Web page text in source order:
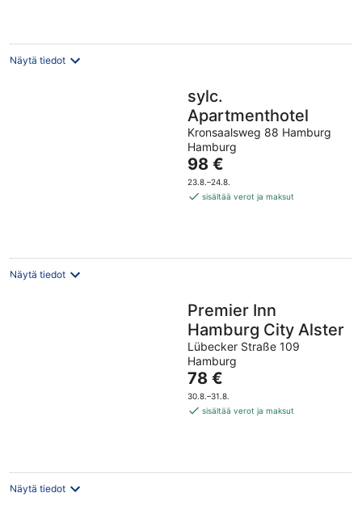
Näytä tiedot
sylc.
Apartmenthotel
Kronsaalsweg 88 Hamburg
Hamburg
Hinta
on
98 €
98 €
23.8.–24.8.
sisältää verot ja maksut
Näytä tiedot
Premier Inn
Hamburg City Alster
Lübecker Straße 109
Hamburg
Hinta
on
78 €
78 €
30.8.–31.8.
sisältää verot ja maksut
Näytä tiedot